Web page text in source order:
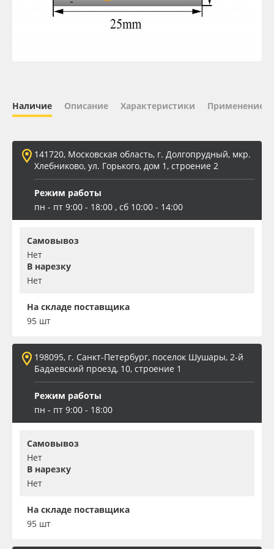
Oracal 641
ПЭТ листовой
ПЭТ бэклит
Вспененный ПВХ
Баннер
Заготовки для сувениров
Наличие Описание Характеристики Применение
141720, Московская область, г. Долгопрудный, мкр.
Хлебниково, ул. Горького, дом 1, строение 2
Режим работы
пн - пт 9:00 - 18:00 , сб 10:00 - 14:00
Самовывоз
Нет
В нарезку
Нет
На складе поставщика
95 шт
198095, г. Санкт-Петербург, поселок Шушары, 2-й
Бадаевский проезд, 10, строение 1
Режим работы
пн - пт 9:00 - 18:00
Самовывоз
Нет
В нарезку
Нет
На складе поставщика
95 шт